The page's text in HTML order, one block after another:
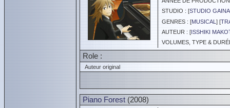
STUDIO : [STUDIO GAINA
GENRES : [MUSICAL ] [
AUTEUR : [ISSHIKI
VOLUMES, TYPE &
Role :
Auteur original
Piano Forest (2008)